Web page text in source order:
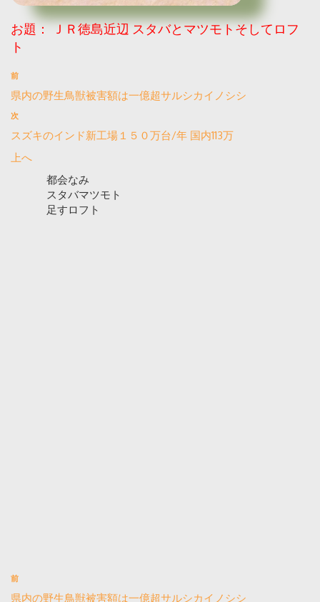
お題：ＪＲ徳島近辺 スタバとマツモトそしてロフ
ト
前
県内の野生鳥獣被害額は一億超サルシカイノシシ
次
スズキのインド新工場１５０万台/年 国内113万
上へ
都会なみ
スタバマツモト
足すロフト
前
県内の野生鳥獣被害額は一億超サルシカイノシシ